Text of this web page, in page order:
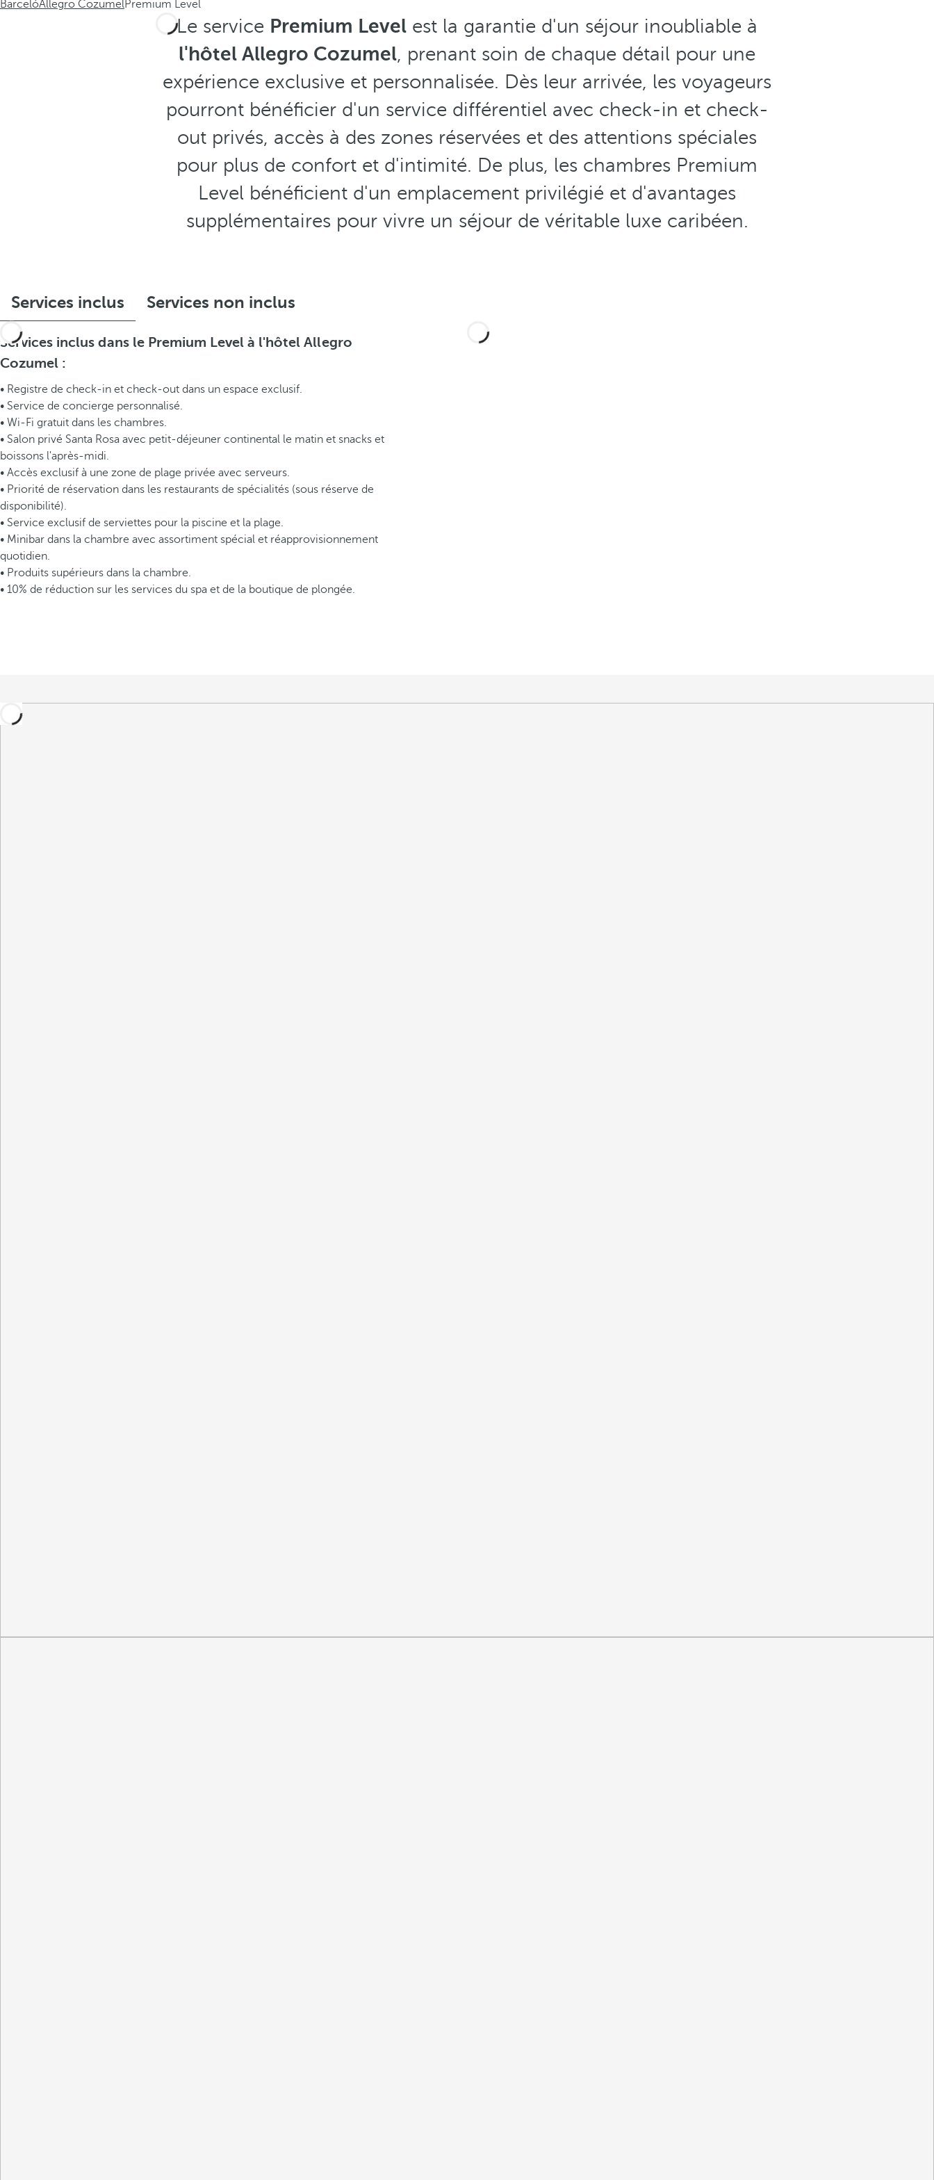
BarcelóAllegro CozumelPremium Level
Le service Premium Level est la garantie d'un séjour inoubliable à
l'hôtel Allegro Cozumel, prenant soin de chaque détail pour une
expérience exclusive et personnalisée. Dès leur arrivée, les voyageurs
pourront bénéficier d'un service différentiel avec check-in et check-
out privés, accès à des zones réservées et des attentions spéciales
pour plus de confort et d'intimité. De plus, les chambres Premium
Level bénéficient d'un emplacement privilégié et d'avantages
supplémentaires pour vivre un séjour de véritable luxe caribéen.
Services inclus Services non inclus
Services inclus dans le Premium Level à l'hôtel Allegro
Cozumel :
• Registre de check-in et check-out dans un espace exclusif.
• Service de concierge personnalisé.
• Wi-Fi gratuit dans les chambres.
• Salon privé Santa Rosa avec petit-déjeuner continental le matin et snacks et
boissons l'après-midi.
• Accès exclusif à une zone de plage privée avec serveurs.
• Priorité de réservation dans les restaurants de spécialités (sous réserve de
disponibilité).
• Service exclusif de serviettes pour la piscine et la plage.
• Minibar dans la chambre avec assortiment spécial et réapprovisionnement
quotidien.
• Produits supérieurs dans la chambre.
• 10% de réduction sur les services du spa et de la boutique de plongée.